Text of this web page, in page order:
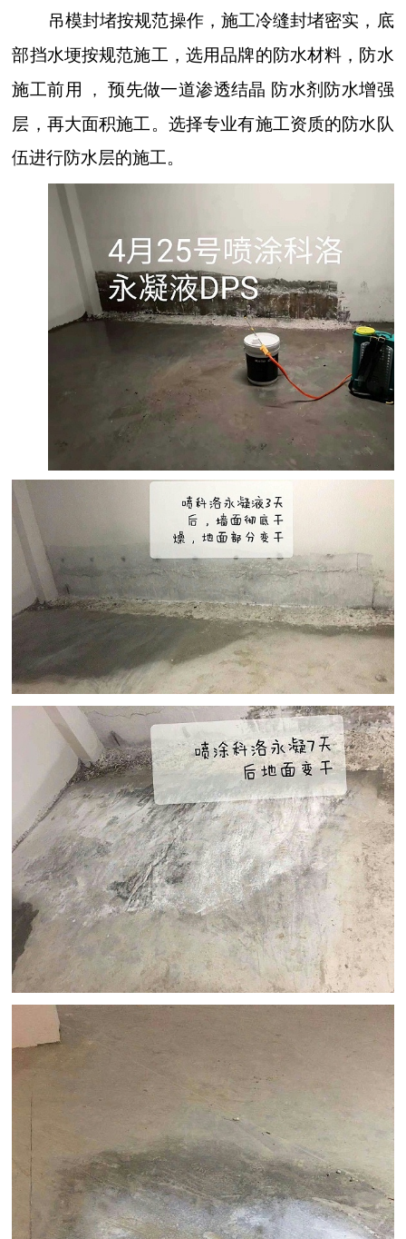
吊模封堵按规范操作，施工冷缝封堵密实，底
部挡水埂按规范施工，选用品牌的防水材料，防水
施工前用
， 预先做一道渗透结晶 防水剂 防水增强
层，再大面积施工。选择专业有施工资质的防水队
伍进行防水层的施工。